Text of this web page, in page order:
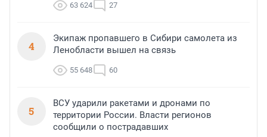
63 624 27
4
Экипаж пропавшего в Сибири самолета из
Ленобласти вышел на связь
55 648 60
5
ВСУ ударили ракетами и дронами по
территории России. Власти регионов
сообщили о пострадавших